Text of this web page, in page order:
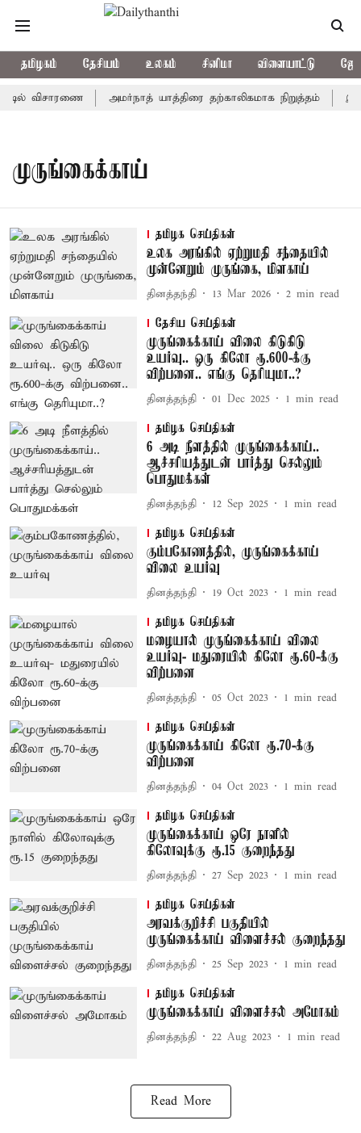
தமிழகம் தேசியம் உலகம் சினிமா விளையாட்டு
விசாரணை அமர்நாத் யாத்திரை தற்காலிகமாக நிறுத்தம்
முருங்கைக்காய்
தமிழக செய்திகள்
உலக அரங்கில் ஏற்றுமதி சந்தையில்
முன்னேறும் முருங்கை, மிளகாய்
தினத்தந்தி 13 Mar 2026 2 min read
தேசிய செய்திகள்
முருங்கைக்காய் விலை கிடுகிடு
உயர்வு.. ஒரு கிலோ ரூ.600-க்கு
விற்பனை.. எங்கு தெரியுமா..?
தினத்தந்தி 01 Dec 2025 1 min read
தமிழக செய்திகள்
6 அடி நீளத்தில் முருங்கைக்காய்..
ஆச்சரியத்துடன் பார்த்து செல்லும்
பொதுமக்கள்
தினத்தந்தி 12 Sep 2025 1 min read
தமிழக செய்திகள்
கும்பகோணத்தில், முருங்கைக்காய்
விலை உயர்வு
தினத்தந்தி 19 Oct 2023 1 min read
தமிழக செய்திகள்
மழையால் முருங்கைக்காய் விலை
உயர்வு- மதுரையில் கிலோ ரூ.60-க்கு
விற்பனை
தினத்தந்தி 05 Oct 2023 1 min read
தமிழக செய்திகள்
முருங்கைக்காய் கிலோ ரூ.70-க்கு
விற்பனை
தினத்தந்தி 04 Oct 2023 1 min read
தமிழக செய்திகள்
முருங்கைக்காய் ஒரே நாளில்
கிலோவுக்கு ரூ.15 குறைந்தது
தினத்தந்தி 27 Sep 2023 1 min read
தமிழக செய்திகள்
அரவக்குறிச்சி பகுதியில்
முருங்கைக்காய் விளைச்சல் குறைந்தது
தினத்தந்தி 25 Sep 2023 1 min read
தமிழக செய்திகள்
முருங்கைக்காய் விளைச்சல் அமோகம்
தினத்தந்தி 22 Aug 2023 1 min read
Read More